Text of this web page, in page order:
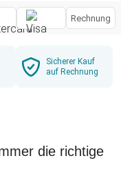
Rechnung
Sicherer Kauf
auf Rechnung
die richtige